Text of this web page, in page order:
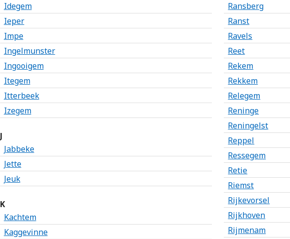
Idegem
Ieper
Impe
Ingelmunster
Ingooigem
Itegem
Itterbeek
Izegem
J
Jabbeke
Jette
Jeuk
K
Kachtem
Kaggevinne
Ransberg
Ranst
Ravels
Reet
Rekem
Rekkem
Relegem
Reninge
Reningelst
Reppel
Ressegem
Retie
Riemst
Rijkevorsel
Rijkhoven
Rijmenam